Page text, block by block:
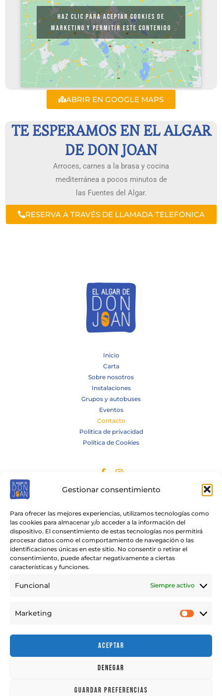
Gestionar consentimiento
Para ofrecer las mejores experiencias, utilizamos tecnologías como
las cookies para almacenar y/o acceder a la información del
dispositivo. El consentimiento de estas tecnologías nos permitirá
procesar datos como el comportamiento de navegación o las
identificaciones únicas en este sitio. No consentir o retirar el
consentimiento, puede afectar negativamente a ciertas
características y funciones.
Funcional Siempre activo
Marketing
Aceptar
Denegar
Guardar preferencias
Haz clic para aceptar cookies de
marketing y permitir este contenido
ABRIR EN GOOGLE MAPS
TE ESPERAMOS EN EL ALGAR
DE DON JOAN
Arroces, carnes a la brasa y cocina
mediterránea a pocos minutos de
las Fuentes del Algar.
RESERVA A TRAVÉS DE LLAMADA TELEFÓNICA
Inicio
Carta
Sobre nosotros
Instalaciones
Grupos y autobuses
Eventos
Contacto
Política de privacidad
Política de Cookies
Copyright © 2026 Algar de Don Joan
© Fotografías propiedad de Raquel Pérez y Antonio Pérez.